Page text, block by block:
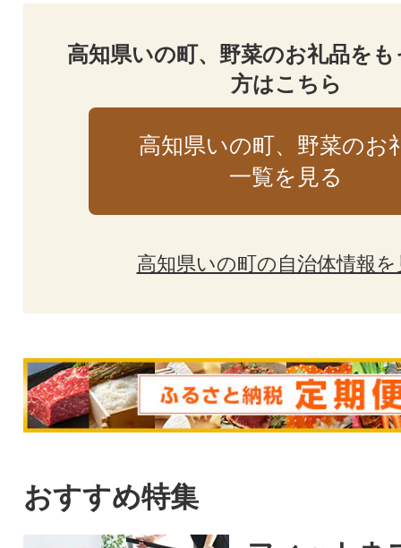
高知県いの町、野菜のお礼品を
方はこちら
高知県いの町、野菜のお
一覧を見る
高知県いの町の自治体情報
おすすめ特集